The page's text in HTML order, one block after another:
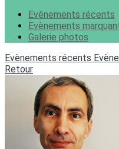
Evènements récents
Evènements
Galerie photos
Evènements récents
Retour